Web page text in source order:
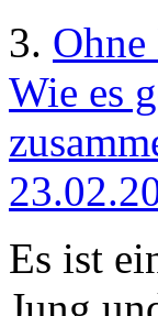
3.
Wie es
Es ist